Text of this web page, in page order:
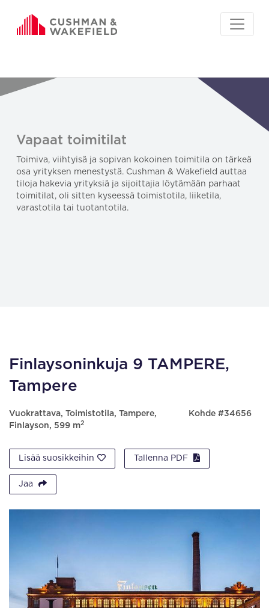
Vapaat toimitilat
Toimiva, viihtyisä ja sopivan kokoinen toimitila on tärkeä
osa yrityksen menestystä. Cushman & Wakefield auttaa
tiloja hakevia yrityksiä ja sijoittajia löytämään parhaat
toimitilat, oli sitten kyseessä toimistotila, liiketila,
varastotila tai tuotantotila.
Finlaysoninkuja 9 TAMPERE,
Tampere
Vuokrattava, Toimistotila, Tampere,
Finlayson, 599 m2
Kohde #34656
Lisää suosikkeihin Tallenna PDF
Jaa